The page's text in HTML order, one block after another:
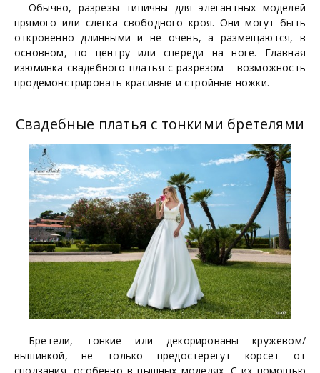
Обычно, разрезы типичны для элегантных моделей
прямого или слегка свободного кроя. Они могут быть
откровенно длинными и не очень, а размещаются, в
основном, по центру или спереди на ноге. Главная
изюминка свадебного платья с разрезом – возможность
продемонстрировать красивые и стройные ножки.
Свадебные платья с тонкими бретелями
Бретели, тонкие или декорированы кружевом/
вышивкой, не только предостерегут корсет от